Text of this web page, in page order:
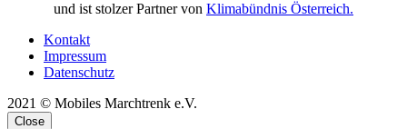
und ist stolzer Partner von Klimabündnis Österreich.
Kontakt
Impressum
Datenschutz
2021 © Mobiles Marchtrenk e.V.
Close